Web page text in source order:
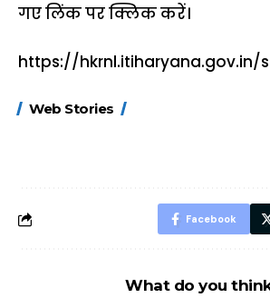
गए लिंक पर क्लिक करें।
https://hkrnl.itiharyana.gov.in/
Web Stories
FASTag के ये नए
Facebook
What do you